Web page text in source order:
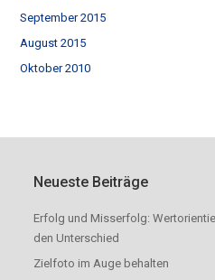
September 2015
August 2015
Oktober 2010
Neueste Beiträge
Erfolg und Misserfolg:
den Unterschied
Zielfoto im Auge behalten